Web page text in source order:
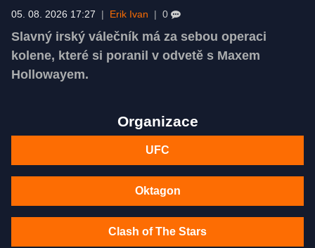
05. 08. 2026 17:27 Erik Ivan 0
Slavný irský válečník má za sebou operaci
kolene, které si poranil v odvetě s Maxem
Hollowayem.
Organizace
UFC
Oktagon
Clash of The Stars